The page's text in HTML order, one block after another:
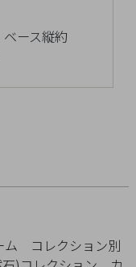
ース縦約
ム
コレクション別